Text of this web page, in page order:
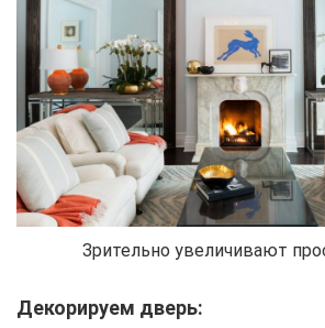
Зрительно увеличивают
Декорируем дверь: